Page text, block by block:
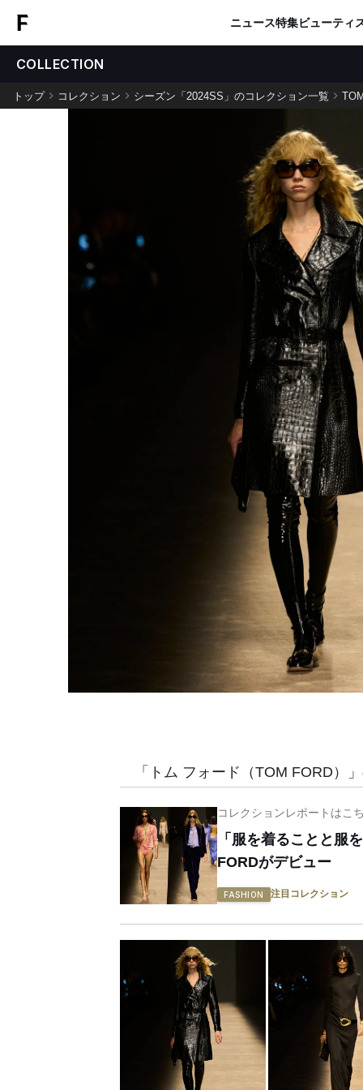
ニュース特集ビューティ
COLLECTION
トップ コレクション シーズン「2024SS」のコレクション一覧
「トム フォード（TOM FORD）
コレクションレポートはこ
「服を着ることと服
FORDがデビュー
FASHION 注目コレクション